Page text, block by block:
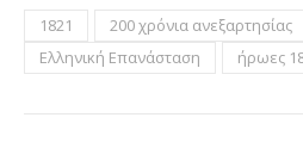
1821 200 χρόνια ανεξαρτησίας
Ελληνική Επανάσταση
ήρωες